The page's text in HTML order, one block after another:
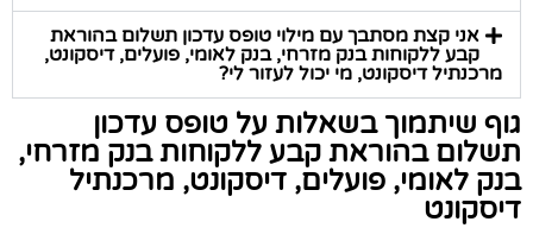
אני קצת מסתבך עם מילוי טופס עדכון תשלום בהוראת
קבע ללקוחות בנק מזרחי, בנק לאומי, פועלים, דיסקונט,
מרכנתיל דיסקונט, מי יכול לעזור לי?
גוף שיתמוך בשאלות על טופס עדכון
תשלום בהוראת קבע ללקוחות בנק מזרחי,
בנק לאומי, פועלים, דיסקונט, מרכנתיל
דיסקונט